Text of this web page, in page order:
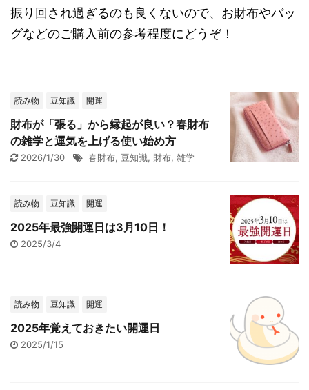
振り回され過ぎるのも良くないので、お財布やバッ
グなどのご購入前の参考程度にどうぞ！
読み物 豆知識 開運
財布が「張る」から縁起が良い？春財布
の雑学と運気を上げる使い始め方
2026/1/30 春財布, 豆知識, 財布, 雑学
読み物 豆知識 開運
2025年最強開運日は3月10日！
2025/3/4
読み物 豆知識 開運
2025年覚えておきたい開運日
2025/1/15